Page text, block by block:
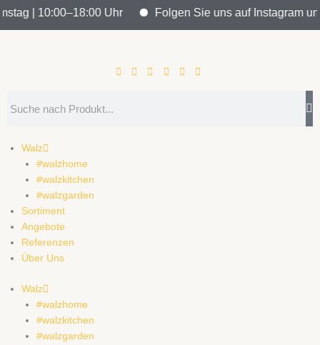
| 10:00–18:00 Uhr Folgen Sie uns auf Instagram und
Zum
Walz
#walzhome
#walzkitchen
#walzgarden
Sortiment
Angebote
Referenzen
Über Uns
Walz
#walzhome
#walzkitchen
#walzgarden